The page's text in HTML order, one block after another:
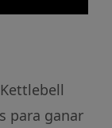
para ganar